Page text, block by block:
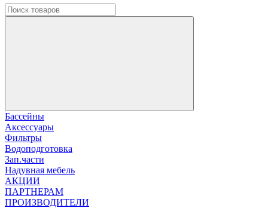
Бассейны
Аксессуары
Фильтры
Водоподготовка
Зап.части
Надувная мебель
АКЦИИ
ПАРТНЕРАМ
ПРОИЗВОДИТЕЛИ